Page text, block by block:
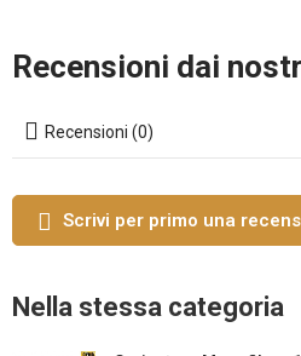
Recensioni dai
Recensioni (0)
Scrivi per primo una
Nella stessa categoria